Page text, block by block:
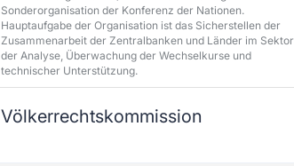
Sonderorganisation der Konferenz der Nationen.
Hauptaufgabe der Organisation ist das Sicherstellen der
Zusammenarbeit der Zentralbanken und Länder im Sektor
der Analyse, Überwachung der Wechselkurse und
technischer Unterstützung.
Völkerrechtskommission